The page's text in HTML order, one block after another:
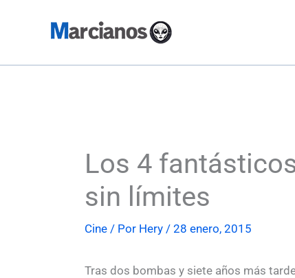
Los 4
sin límites
Cine / Por Hery / 28 enero, 2015
Tras dos bombas y siete años más